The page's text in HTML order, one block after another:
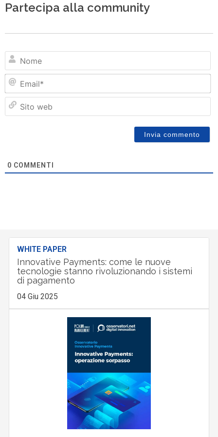
Partecipa alla community
0 COMMENTI
WHITE PAPER
Innovative Payments: come le nuove
tecnologie stanno rivoluzionando i sistemi
di pagamento
04 Giu 2025